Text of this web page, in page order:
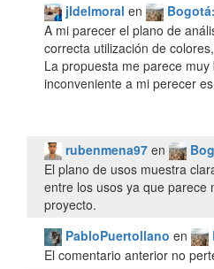
jldelmoral en
A mi parecer el plano de
correcta utilización de
La propuesta me parece
inconveniente a mi perecer
rubenmena97 en
El plano de usos muestra
entre los usos ya que parece
proyecto.
PabloPuertollano en
El comentario anterior no